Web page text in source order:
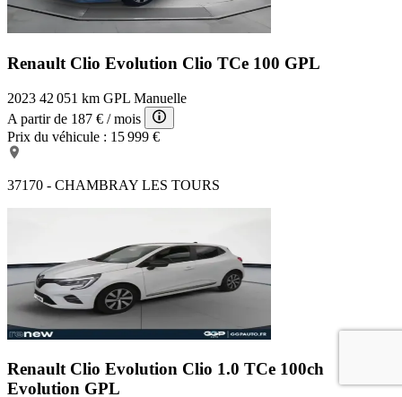
Renault Clio Evolution Clio TCe 100 GPL
2023 42 051 km GPL Manuelle
A partir de 187 € / mois
Prix du véhicule : 15 999 €
37170 - CHAMBRAY LES TOURS
Renault Clio Evolution Clio 1.0 TCe 100ch
Evolution GPL